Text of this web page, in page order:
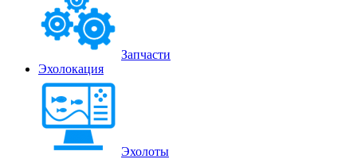
Запчасти
Эхолокация
Эхолоты